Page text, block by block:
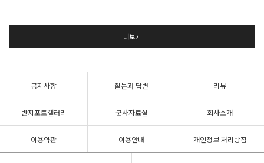
더보기
공지사항 질문과 답변 리뷰
반지포토갤러리 군사자료실 회사소개
이용약관 이용안내 개인정보 처리방침